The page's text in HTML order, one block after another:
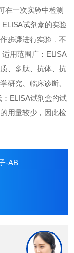
在一次实验中检测
试剂盒的实验
步骤进行实验，不
用范围广：ELISA
、多肽、抗体、抗
研究、临床诊断、
ELISA试剂盒的试
用量较少，因此检
-AB